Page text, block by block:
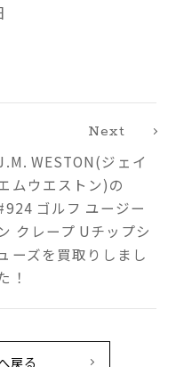
Next
WESTON(ジェイ
ムウエストン)の
ゴルフ ユージー
ン クレープ Uチップシ
ーズを買取りしまし
！
戻る